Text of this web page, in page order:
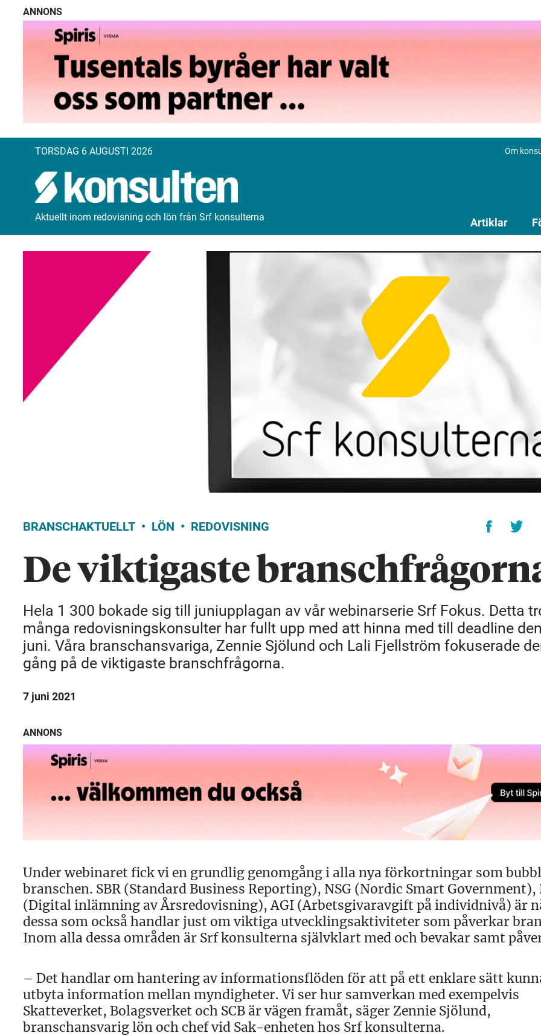
ANNONS
TORSDAG 6 AUGUSTI 2026 Om
Aktuellt inom redovisning och lön från Srf konsulterna Artiklar
BRANSCHAKTUELLT LÖN REDOVISNING
De viktigaste
Hela 1 300 bokade sig till juniupplagan av vår webinarserie Srf Fokus. Detta
många redovisningskonsulter har fullt upp med att hinna med till deadline
juni. Våra branschansvariga, Zennie Sjölund och Lali Fjellström fokuserade
gång på de viktigaste branschfrågorna.
7 juni 2021
ANNONS
Under webinaret fick vi en grundlig genomgång i alla nya förkortningar som
branschen. SBR (Standard Business Reporting), NSG (Nordic Smart Government),
(Digital inlämning av Årsredovisning), AGI (Arbetsgivaravgift på individnivå) är
dessa som också handlar just om viktiga utvecklingsaktiviteter som påverkar
Inom alla dessa områden är Srf konsulterna självklart med och bevakar samt
– Det handlar om hantering av informationsflöden för att på ett enklare sätt
utbyta information mellan myndigheter. Vi ser hur samverkan med exempelvis
Skatteverket, Bolagsverket och SCB är vägen framåt, säger Zennie Sjölund,
branschansvarig lön och chef vid Sak-enheten hos Srf konsulterna.